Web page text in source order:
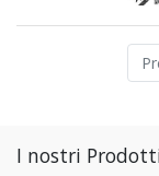
I nostri